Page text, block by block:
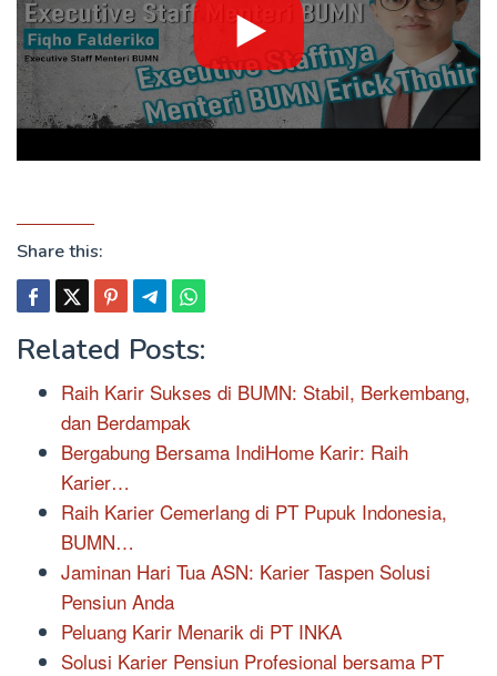
Share this:
Related Posts:
Raih Karir Sukses di BUMN: Stabil, Berkembang,
dan Berdampak
Bergabung Bersama IndiHome Karir: Raih
Karier…
Raih Karier Cemerlang di PT Pupuk Indonesia,
BUMN…
Jaminan Hari Tua ASN: Karier Taspen Solusi
Pensiun Anda
Peluang Karir Menarik di PT INKA
Solusi Karier Pensiun Profesional bersama PT